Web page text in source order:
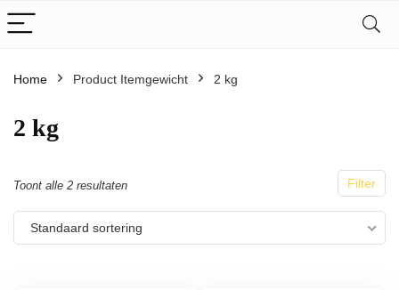
Home Product Itemgewicht 2 kg
2 kg
Filter
Toont alle 2 resultaten
Standaard sortering